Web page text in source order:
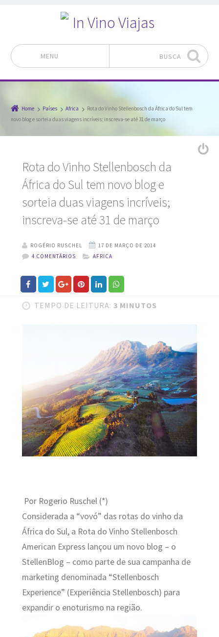
MENU BUSCA
Home Países Africa
Rota do Vinho Stellenbosch da África do Sul tem
novo blog e sorteia duas viagens incríveis; inscreva-se até 31 de março
Rota do Vinho Stellenbosch da
África do Sul tem novo blog e
sorteia duas viagens incríveis;
inscreva-se até 31 de março
ROGÉRIO RUSCHEL
4 COMENTÁRIOS
AFRICA
TEMPO DE LEITURA: 3 MINUTOS
Por Rogerio Ruschel (*)
Considerada a “vovó” das rotas do vinho da
África do Sul, a Rota do Vinho Stellenbosch
American Express lançou um novo blog – o
StellenBlog – como parte de sua campanha de
marketing denominada “Stellenbosch
Experience” (Experiência Stellenbosch) para
expandir o enoturismo na região.